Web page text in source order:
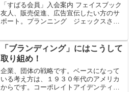
「すばる会員」入会案内 フェイスブック
友人、販売促進、広告宣伝したい方のサ
ポート。プランニング ジェックスさん
量販店の時代へと大きな変化が起こって
いた。昭和４２年、神田...
「ブランディング」にはこうして
取り組め！
企業、団体の戦略です。ベースになって
いる考え方は、１９３０年代のアメリカ
からです。コーポレイトアイデンティテ